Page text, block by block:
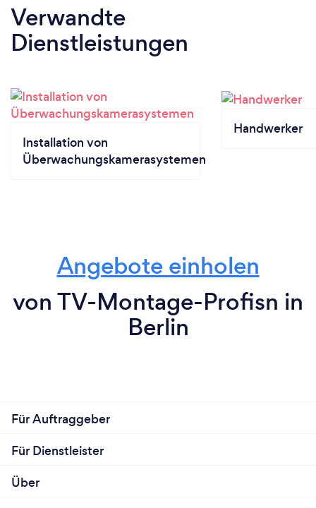
Verwandte
Dienstleistungen
Installation von
Überwachungskamerasystemen
Handwerker
Angebote einholen
von TV-Montage-Profisn in
Berlin
Für Auftraggeber
Für Dienstleister
Über